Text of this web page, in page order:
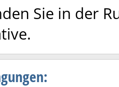
Sie in der